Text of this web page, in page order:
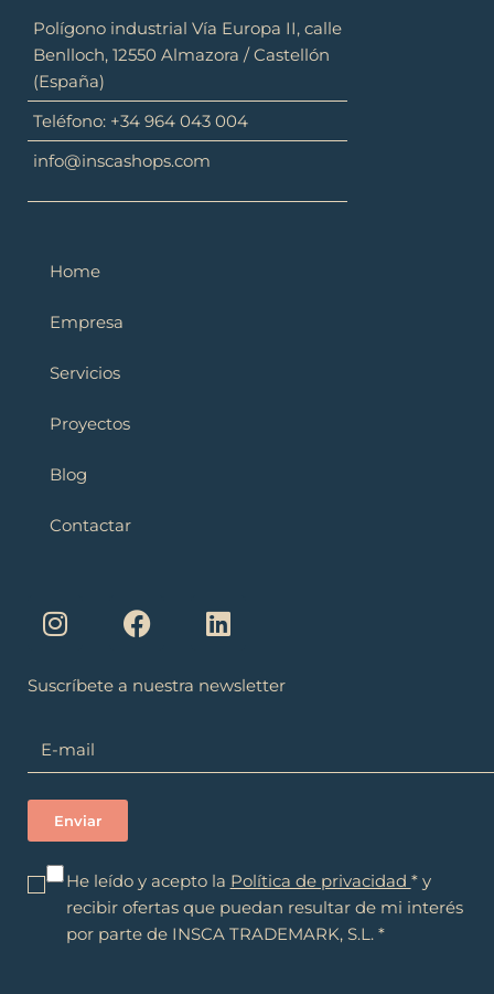
Polígono industrial Vía Europa II, calle
Benlloch, 12550 Almazora / Castellón
(España)
Teléfono: +34 964 043 004
info@inscashops.com
Home
Empresa
Servicios
Proyectos
Blog
Contactar
s
t
a
g
a
m
c
e
b
o
n
k
e
d
Suscríbete a nuestra newsletter
He leído y acepto la Política de privacidad * y
recibir ofertas que puedan resultar de mi interés
por parte de INSCA TRADEMARK, S.L. *